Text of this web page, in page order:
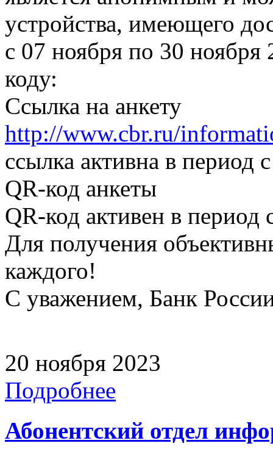
устройства, имеющего
с 07 ноября по 30 ноября
коду:
Ссылка на анкету
http://www.cbr.ru/
ссылка активна в период
QR-код анкеты
QR-код активен в
Для получения
каждого!
С уважением, Банк
20 ноября 2023
Подробнее
Абонентский отдел